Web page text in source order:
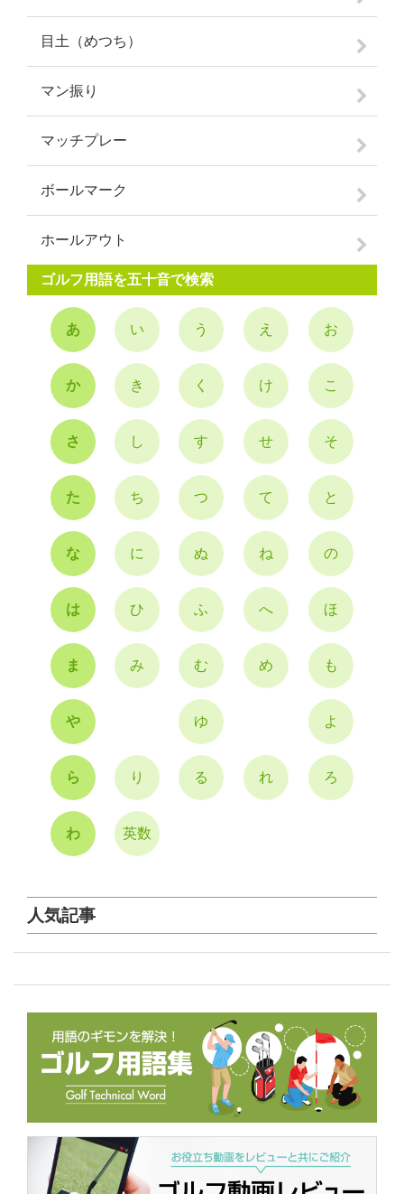
目土（めつち）
マン振り
マッチプレー
ボールマーク
ホールアウト
ゴルフ用語を五十音で検索
あ い う え お
か き く け こ
さ し す せ そ
た ち つ て と
な に ぬ ね の
は ひ ふ へ ほ
ま み む め も
や ゆ よ
ら り る れ ろ
わ 英数
人気記事